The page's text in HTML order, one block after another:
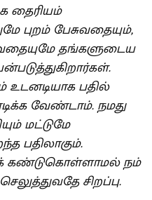
தைரியம்
புறம் பேசுவதையும்,
தங்களுடைய
உடனடியாக பதில்
வேண்டாம். நமது
மட்டுமே
பதிலாகும்.
கண்டுகொள்ளாமல் நம்
சிறப்பு.